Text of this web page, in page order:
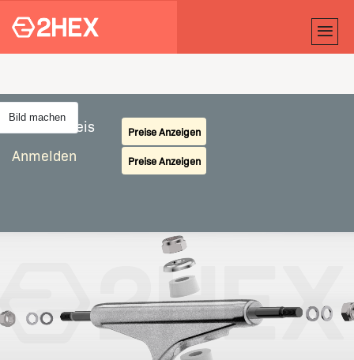
Achsen Preis Preise Anzeigen
Anmelden Preise Anzeigen
Bild machen